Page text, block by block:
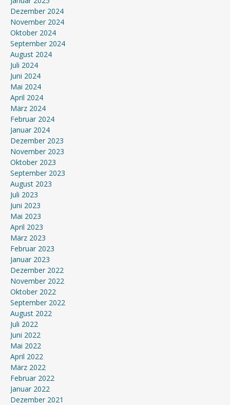
Dezember 2024
November 2024
Oktober 2024
September 2024
August 2024
Juli 2024
Juni 2024
Mai 2024
April 2024
März 2024
Februar 2024
Januar 2024
Dezember 2023
November 2023
Oktober 2023
September 2023
August 2023
Juli 2023
Juni 2023
Mai 2023
April 2023
März 2023
Februar 2023
Januar 2023
Dezember 2022
November 2022
Oktober 2022
September 2022
August 2022
Juli 2022
Juni 2022
Mai 2022
April 2022
März 2022
Februar 2022
Januar 2022
Dezember 2021